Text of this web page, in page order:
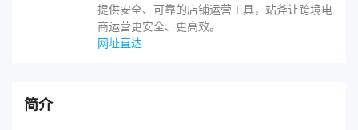
提供安全、可靠的店铺运营工具，站斧让跨境电
商运营更安全、更高效。
网址直达
简介